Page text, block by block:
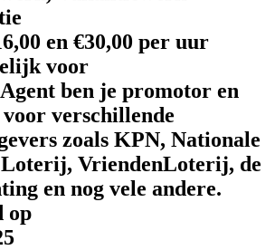
en €30,00 per uur
voor
ben je promotor en
verschillende
zoals KPN, Nationale
Loterij, VriendenLoterij, de
en nog vele andere.
op